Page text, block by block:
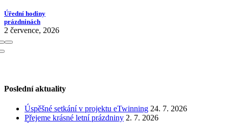
Úřední hodiny
prázdninách
2 července, 2026
Poslední aktuality
Úspěšné setkání v projektu eTwinning 24. 7. 2026
Přejeme krásné letní prázdniny 2. 7. 2026